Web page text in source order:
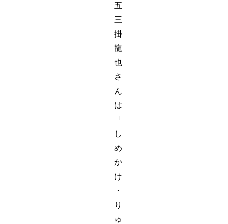
五
三
掛
龍
也
さ
ん
は
「
し
め
か
け
・
り
ゅ